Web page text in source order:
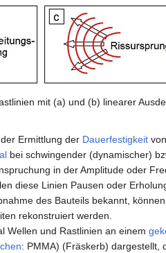
mit (a) und (b) linearer
Ermittlung der Dauerfestigkeit
bei schwingender (dynamischer)
in der Amplitude oder
diese Linien Pausen oder
des Bauteils bekannt,
rekonstruiert werden.
Wellen und Rastlinien an einem
: PMMA) (Fräskerb) dargestellt,